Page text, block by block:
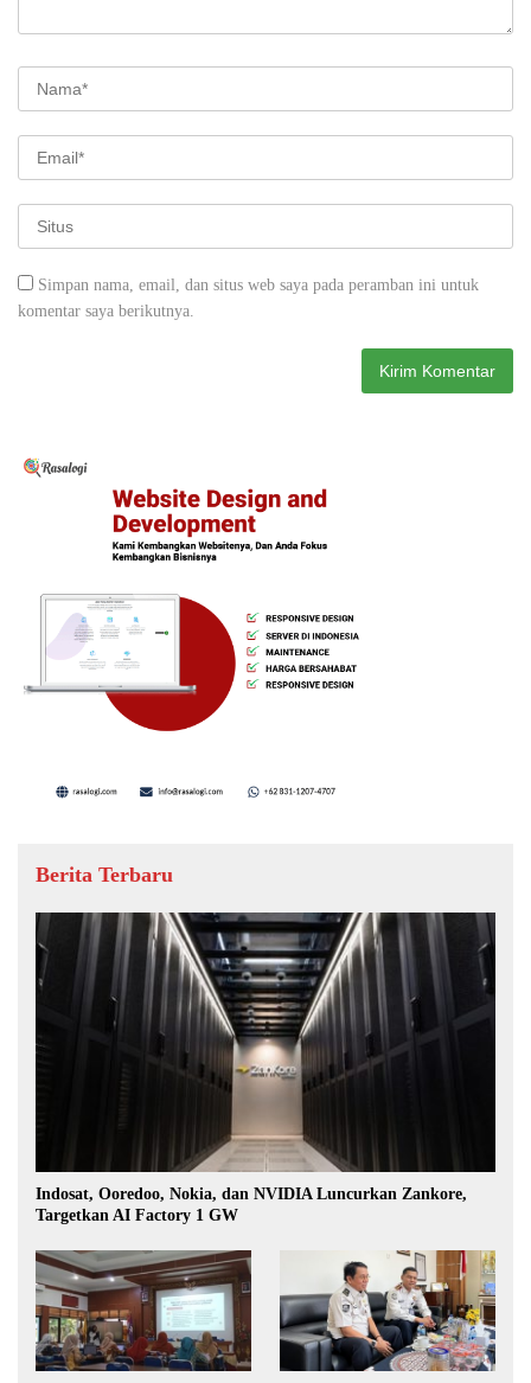
Simpan nama, email, dan situs web saya pada peramban ini untuk
komentar saya berikutnya.
Berita Terbaru
Indosat, Ooredoo, Nokia, dan NVIDIA Luncurkan Zankore,
Targetkan AI Factory 1 GW